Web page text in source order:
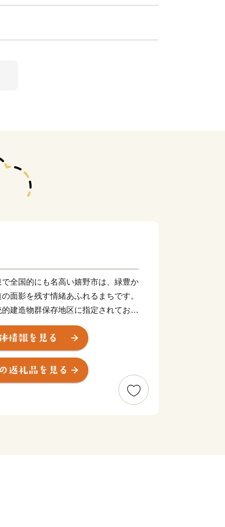
全国的にも名高い嬉野市は、緑豊か
面影を残す情緒あふれるまちです。
建造物群保存地区に指定されてお
たちの匠の技が時を超えて受け継が
が響きあう嬉野市」をめざして、ま
。